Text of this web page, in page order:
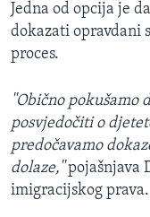
Jedna od opcija je
dokazati opravdani
proces.
''Obično pokušamo
posvjedočiti o
predočavamo
dolaze,''pojašnjava
imigracijskog prava.